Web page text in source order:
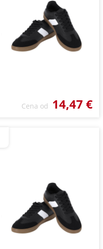
Cena od 14,47 €